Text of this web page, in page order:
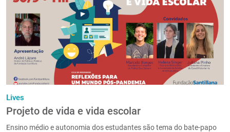
PT
Lives
Projeto de vida e vida escolar
Ensino médio e autonomia dos estudantes são tema do bate-papo